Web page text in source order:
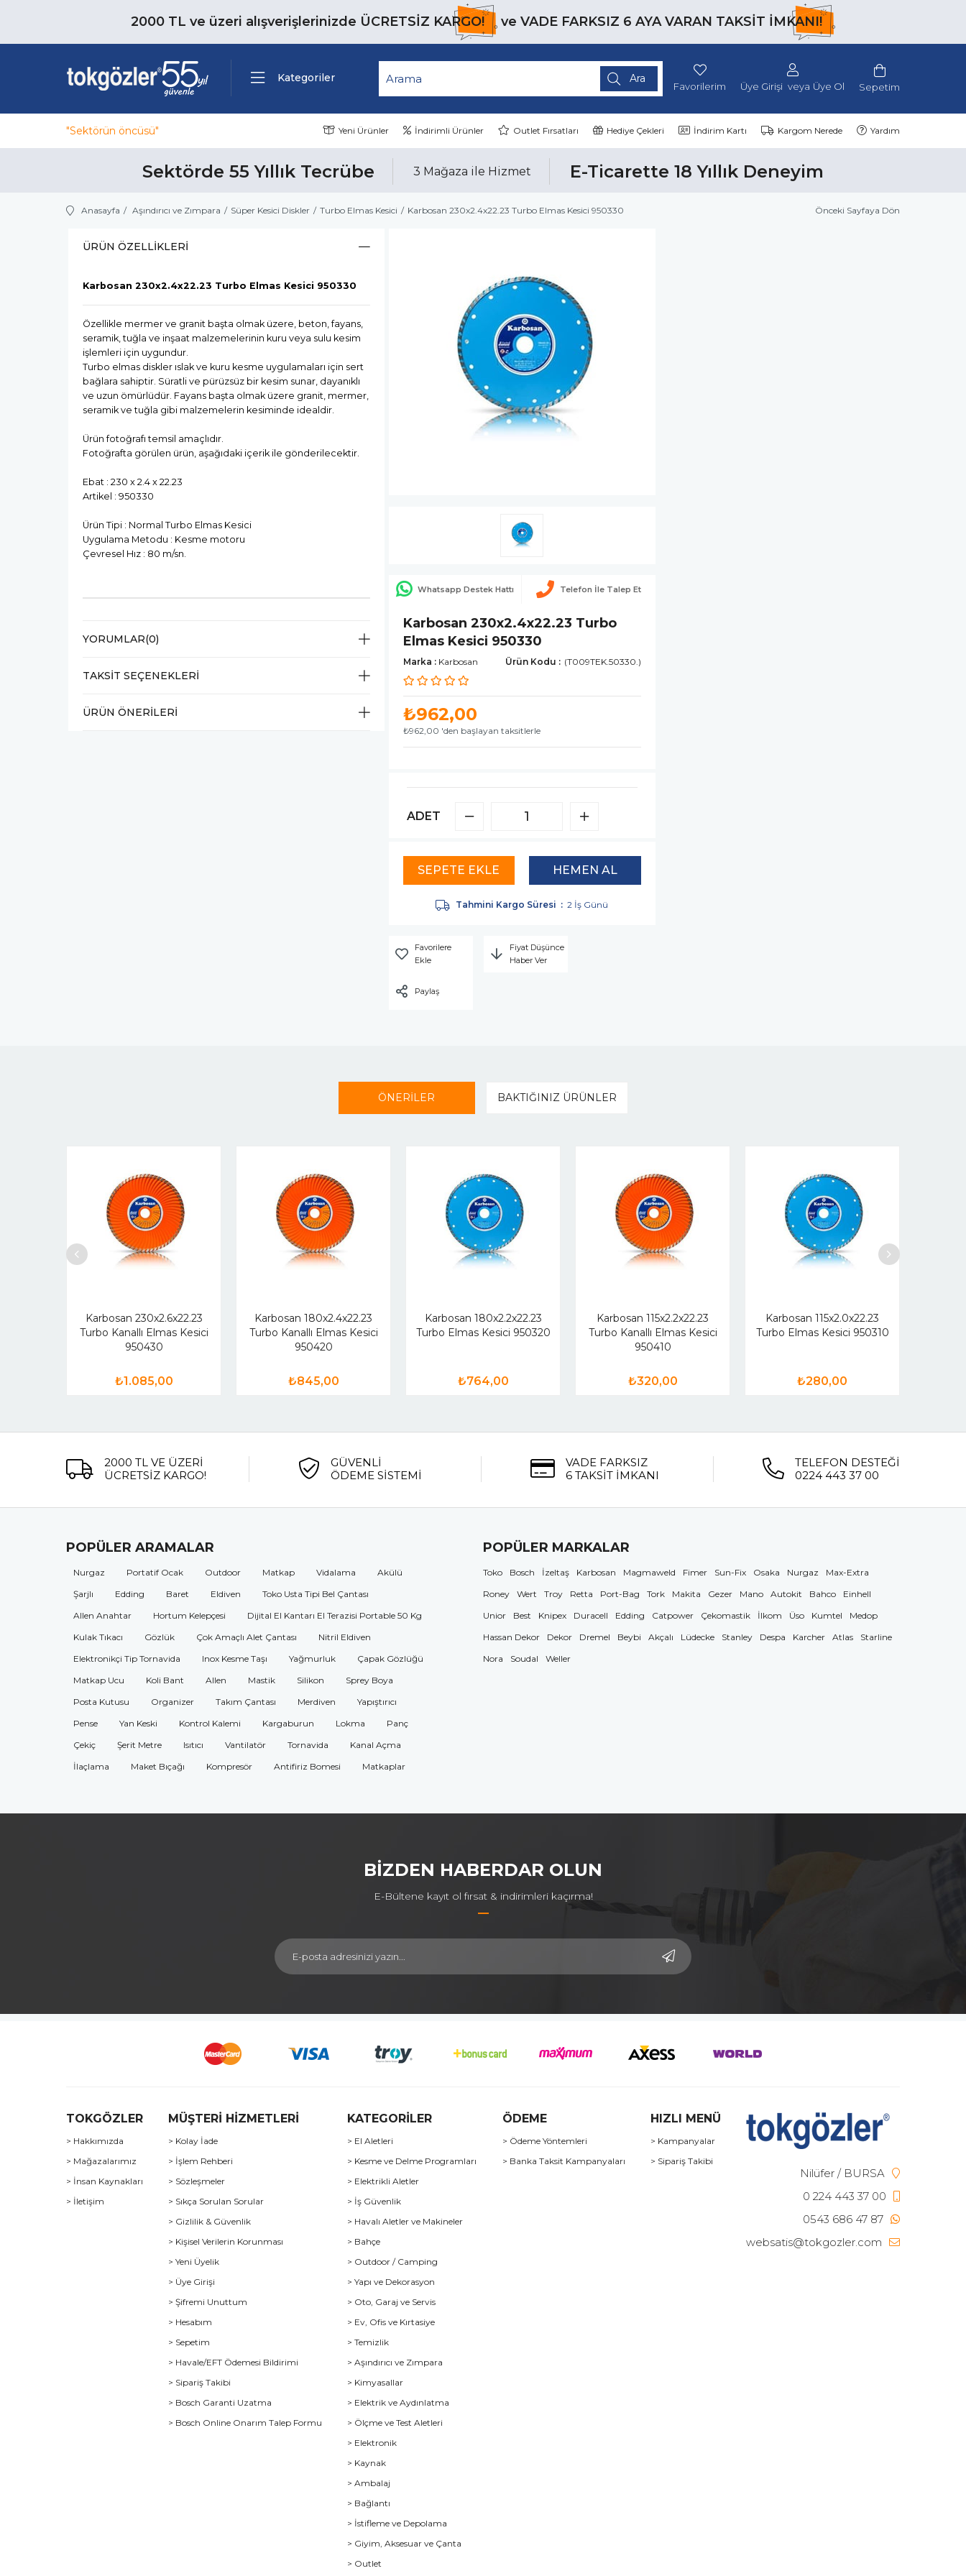
2000 TL ve üzeri alışverişlerinizde ÜCRETSİZ KARGO! ve VADE FARKSIZ 6 AYA VARAN TAKSİT İMKANI!
Kategoriler
Sepetim
Üye Girişi Üye Ol
Favorilerim
"Sektörün öncüsü" Yeni Ürünler İndirimli Ürünler Outlet Fırsatları Hediye Çekleri İndirim Kartı Kargom Nerede Yardım
Sektörde 55 Yıllık Tecrübe 3 Mağaza ile Hizmet E-Ticarette 18 Yıllık Deneyim
Anasayfa Aşındırıcı ve Zımpara Süper Kesici Diskler Turbo Elmas Kesici Karbosan 230x2.4x22.23 Turbo Elmas Kesici 950330 Önceki Sayfaya Dön
ÜRÜN ÖZELLIKLERI
Karbosan 230x2.4x22.23 Turbo Elmas Kesici 950330
Özellikle mermer ve granit başta olmak üzere, beton, fayans,
seramik, tuğla ve inşaat malzemelerinin kuru veya sulu kesim
işlemleri için uygundur.
Turbo elmas diskler ıslak ve kuru kesme uygulamaları için sert
bağlara sahiptir. Süratli ve pürüzsüz bir kesim sunar, dayanıklı
ve uzun ömürlüdür. Fayans başta olmak üzere granit, mermer,
seramik ve tuğla gibi malzemelerin kesiminde idealdir.
Ürün fotoğrafı temsil amaçlıdır.
Fotoğrafta görülen ürün, aşağıdaki içerik ile gönderilecektir.
Ebat : 230 x 2.4 x 22.23
Artikel : 950330
Ürün Tipi : Normal Turbo Elmas Kesici
Uygulama Metodu : Kesme motoru
Çevresel Hız : 80 m/sn.
YORUMLAR(0)
TAKSIT SEÇENEKLERI
ÜRÜN ÖNERILERI
Whatsapp Destek Hattı Telefon İle Talep Et
Karbosan 230x2.4x22.23 Turbo
Elmas Kesici 950330
Marka : Karbosan (T009TEK.50330.)
₺962,00
₺962,00 'den başlayan taksitlerle
ADET
Tahmini Kargo Süresi : 2 İş Günü
Favorilere
Ekle
Fiyat Düşünce
Haber Ver
Paylaş
ÖNERİLER BAKTIĞINIZ ÜRÜNLER
Karbosan 230x2.6x22.23
Turbo Kanallı Elmas Kesici
950430
₺1.085,00
Karbosan 180x2.4x22.23
Turbo Kanallı Elmas Kesici
950420
₺845,00
Karbosan 180x2.2x22.23
Turbo Elmas Kesici 950320
₺764,00
Karbosan 115x2.2x22.23
Turbo Kanallı Elmas Kesici
950410
₺320,00
Karbosan 115x2.0x22.23
Turbo Elmas Kesici 950310
₺280,00
2000 TL VE ÜZERİ
ÜCRETSİZ KARGO!
GÜVENLİ
ÖDEME SİSTEMİ
VADE FARKSIZ
6 TAKSİT İMKANI
TELEFON DESTEĞİ
0224 443 37 00
POPÜLER ARAMALAR
Nurgaz Portatif Ocak Outdoor Matkap Vidalama
Akülü
Şarjlı
Edding Baret Eldiven
Toko Usta Tipi Bel Çantası
Allen Anahtar
Hortum Kelepçesi
Dijital El Kantarı El Terazisi Portable 50 Kg
Kulak Tıkacı
Gözlük Çok Amaçlı Alet Çantası
Nitril Eldiven
Elektronikçi Tip Tornavida
Inox Kesme Taşı Yağmurluk
Çapak Gözlüğü
Matkap Ucu
Koli Bant Allen Mastik Silikon
Sprey Boya
Posta Kutusu
Organizer Takım Çantası Merdiven
Yapıştırıcı
Pense
Yan Keski Kontrol Kalemi Kargaburun Lokma
Panç
Çekiç
Şerit Metre Isıtıcı Vantilatör Tornavida
Kanal Açma
İlaçlama
Maket Bıçağı Kompresör Antifiriz Bomesi Matkaplar
POPÜLER MARKALAR
Toko Bosch İzeltaş Karbosan Magmaweld Fimer Sun-Fix Osaka Nurgaz
Max-Extra
Roney
Wert Troy Retta Port-Bag Tork Makita Gezer Mano Autokit Bahco
Einhell
Unior
Best Knipex Duracell Edding Catpower Çekomastik İlkom Üso Kumtel
Medop
Hassan Dekor
Dekor Dremel Beybi Akçalı Lüdecke Stanley Despa Karcher Atlas
Starline
Nora
Soudal Weller
BİZDEN HABERDAR OLUN
E-Bültene kayıt ol fırsat & indirimleri kaçırma!
TOKGÖZLER
> Hakkımızda
> Mağazalarımız
> İnsan Kaynakları
> İletişim
MÜŞTERİ HİZMETLERİ
> Kolay İade
> İşlem Rehberi
> Sözleşmeler
> Sıkça Sorulan Sorular
> Gizlilik & Güvenlik
> Kişisel Verilerin Korunması
> Yeni Üyelik
> Üye Girişi
> Şifremi Unuttum
> Hesabım
> Sepetim
> Havale/EFT Ödemesi Bildirimi
> Sipariş Takibi
> Bosch Garanti Uzatma
> Bosch Online Onarım Talep Formu
KATEGORİLER
> El Aletleri
> Kesme ve Delme Programları
> Elektrikli Aletler
> İş Güvenlik
> Havalı Aletler ve Makineler
> Bahçe
> Outdoor / Camping
> Yapı ve Dekorasyon
> Oto, Garaj ve Servis
> Ev, Ofis ve Kırtasiye
> Temizlik
> Aşındırıcı ve Zımpara
> Kimyasallar
> Elektrik ve Aydınlatma
> Ölçme ve Test Aletleri
> Elektronik
> Kaynak
> Ambalaj
> Bağlantı
> İstifleme ve Depolama
> Giyim, Aksesuar ve Çanta
> Outlet
ÖDEME
> Ödeme Yöntemleri
> Banka Taksit Kampanyaları
HIZLI MENÜ
> Kampanyalar
> Sipariş Takibi
Nilüfer / BURSA
0 224 443 37 00
0543 686 47 87
websatis@tokgozler.com